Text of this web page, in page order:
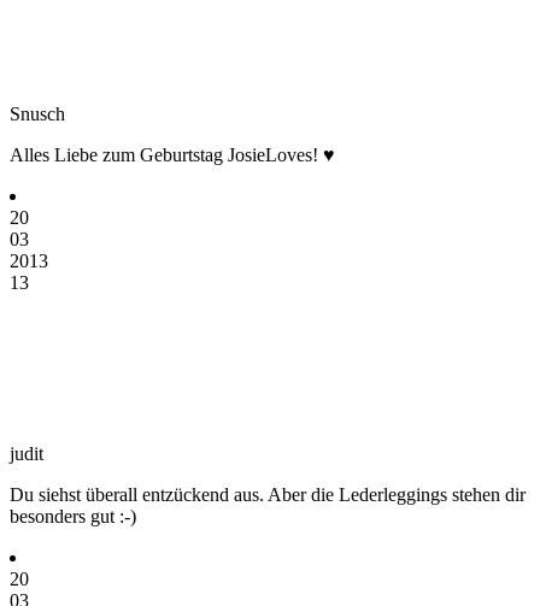
Snusch
Alles Liebe zum Geburtstag JosieLoves! ♥
20
03
2013
13
judit
Du siehst überall entzückend aus. Aber die Lederleggings stehen dir
besonders gut :-)
20
03